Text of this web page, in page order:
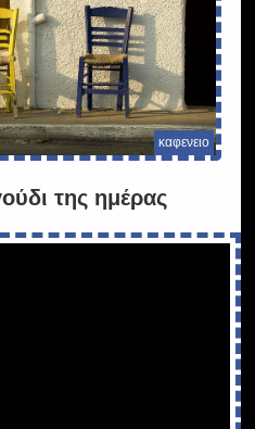
καφενειο
της ημέρας